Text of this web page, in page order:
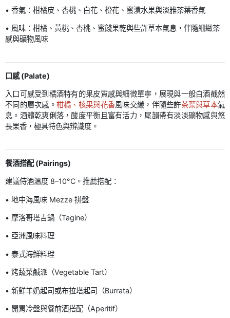
• 香氣：柑橘皮、杏桃、白花、橙花、蜜漬水果與淡雅茶葉香氣
• 風味：柑橘、黃桃、杏桃、蜜餞果乾與些許草本氣息，伴隨細緻茶
感與礦物風味
口感 (Palate)
入口可感受到橘酒特有的果皮質感與細微單寧，展現與一般白酒截然
不同的層次感。 柑橘、核果與花香風味交織，伴隨些許茶葉與草本氣
息。酒體乾爽俐落，酸度平衡且富有活力，尾韻帶有淡淡礦物感與悠
長果香，極具特色與辨識度。
餐酒搭配 (Pairings)
建議侍酒溫度 8–10°C。推薦搭配：
• 地中海風味 Mezze 拼盤
• 摩洛哥塔吉鍋（Tagine）
• 亞洲風味料理
• 泰式海鮮料理
• 烤蔬菜鹹派（Vegetable Tart）
• 新鮮羊奶起司或布拉塔起司（Burrata）
• 開胃冷盤與餐前酒搭配（Aperitif）